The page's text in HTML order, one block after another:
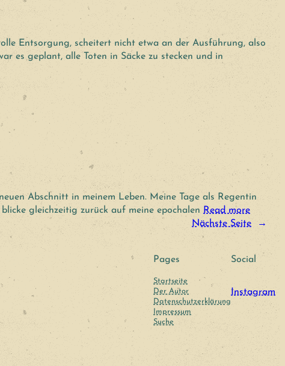
Entsorgung, scheitert nicht etwa an der Ausführung, also
es geplant, alle Toten in Säcke zu stecken und in
Abschnitt in meinem Leben. Meine Tage als Regentin
gleichzeitig zurück auf meine epochalen Read more
Nächste Seite
→
Pages
Startseite
Der Autor
Datenschutzerklärung
Impressum
Suche
Social
Instagram